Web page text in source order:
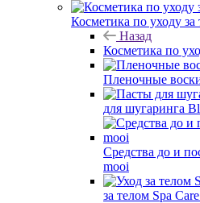
Косметика по уходу
Назад
Косметика по
Пленочные
для шугаринга
Средства до и
mooi
за телом Spa